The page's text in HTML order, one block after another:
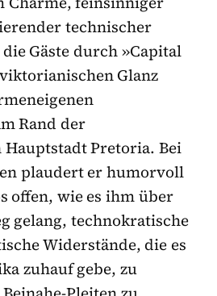
technischer
Gäste durch »Capital
Glanz
Rand der
Pretoria. Bei
plaudert er humorvoll
offen, wie es ihm über
gelang, technokratische
Widerstände, die es
zuhauf gebe, zu